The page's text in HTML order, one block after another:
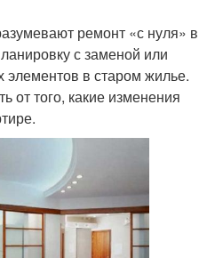
ремонт «с нуля» в
с заменой или
в старом жилье.
от того, какие изменения